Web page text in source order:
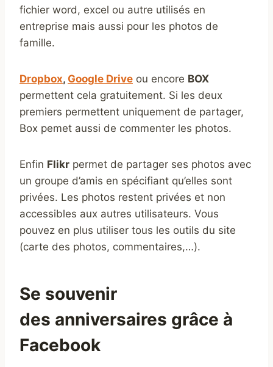
fichier word, excel ou autre utilisés en
entreprise mais aussi pour les photos de
famille.
Dropbox, Google Drive ou encore BOX
permettent cela gratuitement. Si les deux
premiers permettent uniquement de partager,
Box pemet aussi de commenter les photos.
Enfin Flikr permet de partager ses photos avec
un groupe d’amis en spécifiant qu’elles sont
privées. Les photos restent privées et non
accessibles aux autres utilisateurs. Vous
pouvez en plus utiliser tous les outils du site
(carte des photos, commentaires,…).
Se souvenir
des anniversaires grâce à
Facebook